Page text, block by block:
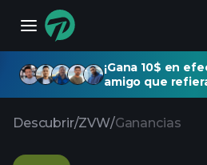
¡Gana 10$ en
amigo que
Descubrir/ZVW/Ganancias